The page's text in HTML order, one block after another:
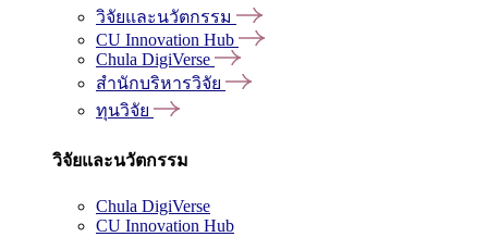
วิจัยและนวัตกรรม
CU Innovation Hub
Chula DigiVerse
สำนักบริหารวิจัย
ทุนวิจัย
วิจัยและนวัตกรรม
Chula DigiVerse
CU Innovation Hub